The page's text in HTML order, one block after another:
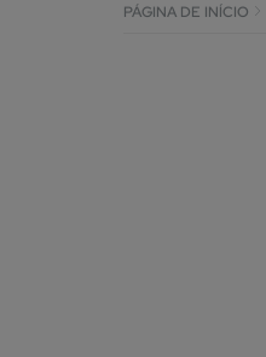
PÁGINA DE INÍCIO